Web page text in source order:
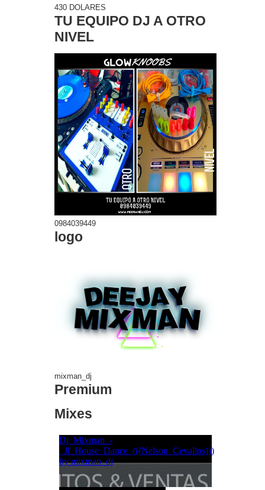
430 DOLARES
TU EQUIPO DJ A OTRO
NIVEL
0984039449
logo
mixman_dj
Premium
Mixes